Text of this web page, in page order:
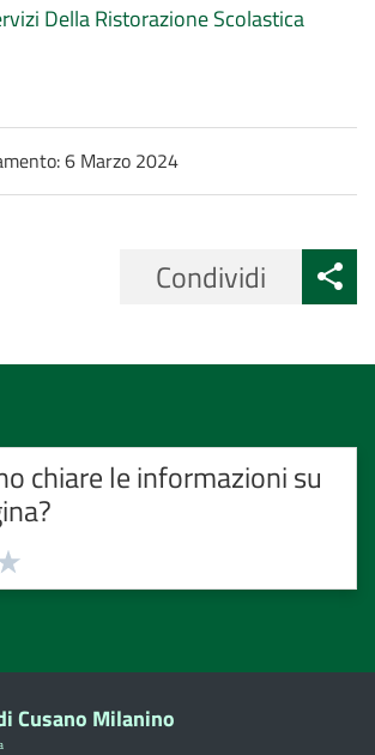
Della Ristorazione Scolastica
6 Marzo 2024
Condividi
chiare le informazioni su
Cusano Milanino